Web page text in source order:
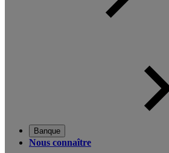
Banque
Nous connaître